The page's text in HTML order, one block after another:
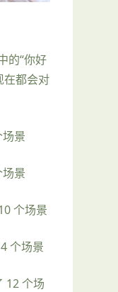
的“你好
在都会对
景
景
个场景
个场景
12 个场